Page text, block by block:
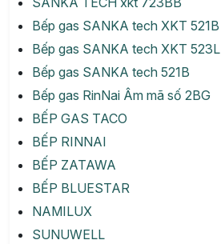
Bếp gas SANKA tech XKT 521B
Bếp gas SANKA tech XKT 523L
Bếp gas SANKA tech 521B
Bếp gas RinNai Âm mã số 2BG
BẾP GAS TACO
BẾP RINNAI
BẾP ZATAWA
BẾP BLUESTAR
NAMILUX
SUNUWELL